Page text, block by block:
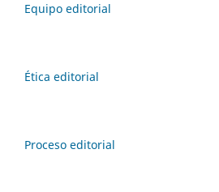
Equipo editorial
Ética editorial
Proceso editorial